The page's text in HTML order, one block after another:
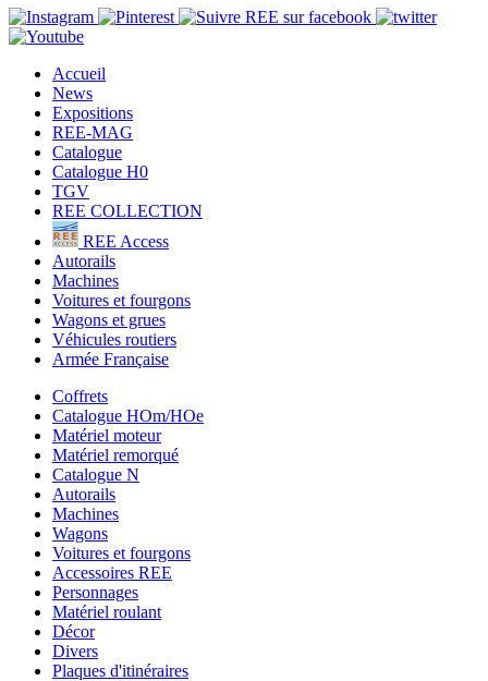
Accueil
News
Expositions
REE-MAG
Catalogue
Catalogue H0
TGV
REE COLLECTION
REE Access
Autorails
Machines
Voitures et fourgons
Wagons et grues
Véhicules routiers
Armée Française
Coffrets
Catalogue HOm/HOe
Matériel moteur
Matériel remorqué
Catalogue N
Autorails
Machines
Wagons
Voitures et fourgons
Accessoires REE
Personnages
Matériel roulant
Décor
Divers
Plaques d'itinéraires